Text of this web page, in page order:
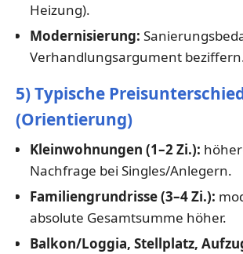
Heizung).
Modernisierung:
Verhandlungsargument
5) Typische
(Orientierung)
Kleinwohnungen (1–2 Zi.):
Nachfrage bei Singles/Anlegern.
Familiengrundrisse (3–4 Zi.):
absolute Gesamtsumme höher.
Balkon/Loggia, Stellplatz,